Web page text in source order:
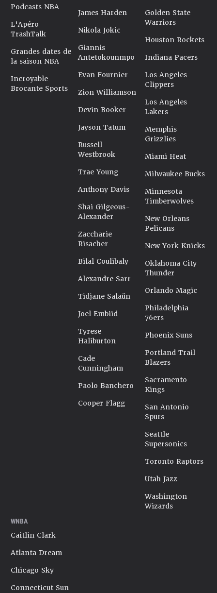
Podcasts NBA
L'Apéro
TrashTalk
Grandes dates de
la saison NBA
Incroyable
Brocante Sports
James Harden
Nikola Jokic
Giannis
Antetokounmpo
Evan Fournier
Zion Williamson
Devin Booker
Jayson Tatum
Russell
Westbrook
Trae Young
Anthony Davis
Shai Gilgeous-
Alexander
Zaccharie
Risacher
Bilal Coulibaly
Alexandre Sarr
Tidjane Salaün
Joel Embiid
Tyrese
Haliburton
Cade
Cunningham
Paolo Banchero
Cooper Flagg
Golden State
Warriors
Houston Rockets
Indiana Pacers
Los Angeles
Clippers
Los Angeles
Lakers
Memphis
Grizzlies
Miami Heat
Milwaukee Bucks
Minnesota
Timberwolves
New Orleans
Pelicans
New York Knicks
Oklahoma City
Thunder
Orlando Magic
Philadelphia
76ers
Phoenix Suns
Portland Trail
Blazers
Sacramento
Kings
San Antonio
Spurs
Seattle
Supersonics
Toronto Raptors
Utah Jazz
Washington
Wizards
WNBA
Caitlin Clark
Atlanta Dream
Chicago Sky
Connecticut Sun